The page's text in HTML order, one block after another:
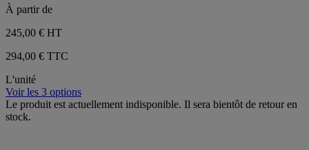
À partir de
245,00 € HT
294,00 € TTC
L'unité
Voir les 3 options
Le produit est actuellement indisponible. Il sera bientôt de retour en
stock.